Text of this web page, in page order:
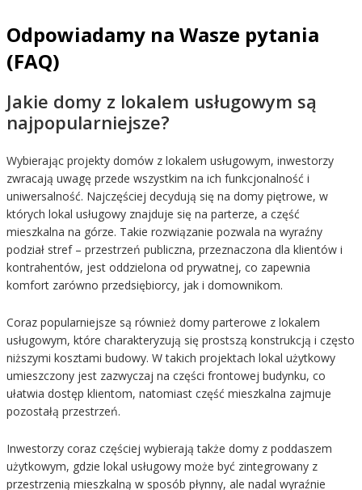
Odpowiadamy na Wasze pytania
(FAQ)
Jakie domy z lokalem usługowym są
najpopularniejsze?
Wybierając projekty domów z lokalem usługowym, inwestorzy
zwracają uwagę przede wszystkim na ich funkcjonalność i
uniwersalność. Najczęściej decydują się na domy piętrowe, w
których lokal usługowy znajduje się na parterze, a część
mieszkalna na górze. Takie rozwiązanie pozwala na wyraźny
podział stref – przestrzeń publiczna, przeznaczona dla klientów i
kontrahentów, jest oddzielona od prywatnej, co zapewnia
komfort zarówno przedsiębiorcy, jak i domownikom.
Coraz popularniejsze są również domy parterowe z lokalem
usługowym, które charakteryzują się prostszą konstrukcją i często
niższymi kosztami budowy. W takich projektach lokal użytkowy
umieszczony jest zazwyczaj na części frontowej budynku, co
ułatwia dostęp klientom, natomiast część mieszkalna zajmuje
pozostałą przestrzeń.
Inwestorzy coraz częściej wybierają także domy z poddaszem
użytkowym, gdzie lokal usługowy może być zintegrowany z
przestrzenią mieszkalną w sposób płynny, ale nadal wyraźnie